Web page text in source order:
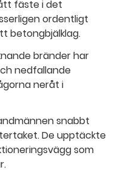
fäste i det
ordentligt
betongbjälklag.
bränder har
nedfallande
neråt i
snabbt
De upptäckte
som